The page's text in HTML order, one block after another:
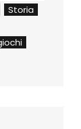
Storia